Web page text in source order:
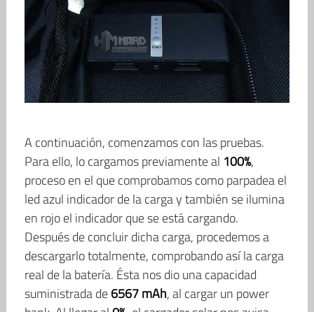
A continuación, comenzamos con las pruebas.
Para ello, lo cargamos previamente al 100%,
proceso en el que comprobamos como parpadea el
led azul indicador de la carga y también se ilumina
en rojo el indicador que se está cargando.
Después de concluir dicha carga, procedemos a
descargarlo totalmente, comprobando así la carga
real de la batería. Ésta nos dio una capacidad
suministrada de6567 mAh, al cargar un power